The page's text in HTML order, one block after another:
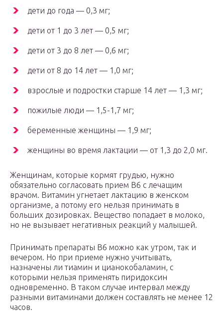
дети до года — 0,3 мг;
дети от 1 до 3 лет — 0,5 мг;
дети от 3 до 8 лет — 0,6 мг;
дети от 8 до 14 лет — 1,0 мг;
взрослые и подростки старше 14 лет — 1,3 мг;
пожилые люди — 1,5-1,7 мг;
беременные женщины — 1,9 мг;
женщины во время лактации — от 1,3 до 2,0 мг.
Женщинам, которые кормят грудью, нужно
обязательно согласовать прием В6 с лечащим
врачом. Витамин угнетает лактацию в женском
организме, а потому его нельзя принимать в
больших дозировках. Вещество попадает в молоко,
но не вызывает негативных реакций у малышей.
Принимать препараты B6 можно как утром, так и
вечером. Но при приеме нужно учитывать,
назначены ли тиамин и цианокобаламин, с
которыми нельзя применять пиридоксин
одновременно. В таком случае интервал между
разными витаминами должен составлять не менее 12
часов.